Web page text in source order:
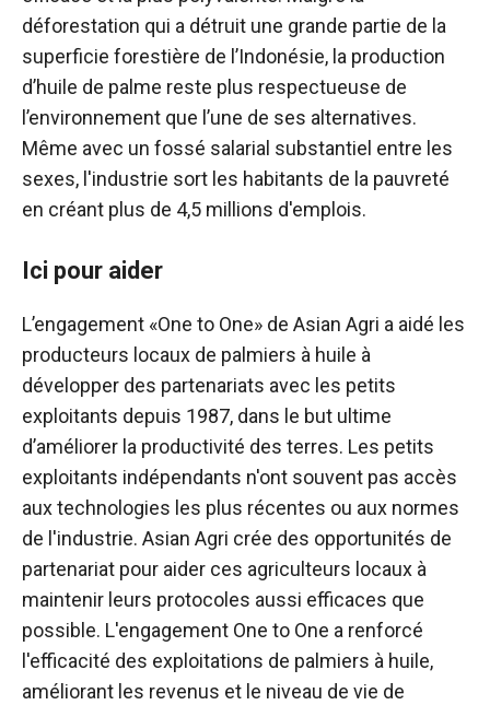
déforestation qui a détruit une grande partie de la
superficie forestière de l’Indonésie, la production
d’huile de palme reste plus respectueuse de
l’environnement que l’une de ses alternatives.
Même avec un fossé salarial substantiel entre les
sexes, l'industrie sort les habitants de la pauvreté
en créant plus de 4,5 millions d'emplois.
Ici pour aider
L’engagement «One to One» de Asian Agri a aidé les
producteurs locaux de palmiers à huile à
développer des partenariats avec les petits
exploitants depuis 1987, dans le but ultime
d’améliorer la productivité des terres. Les petits
exploitants indépendants n'ont souvent pas accès
aux technologies les plus récentes ou aux normes
de l'industrie. Asian Agri crée des opportunités de
partenariat pour aider ces agriculteurs locaux à
maintenir leurs protocoles aussi efficaces que
possible. L'engagement One to One a renforcé
l'efficacité des exploitations de palmiers à huile,
améliorant les revenus et le niveau de vie de